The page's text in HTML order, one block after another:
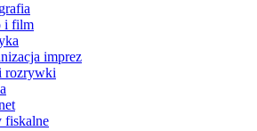
i film
imprez
rozrywki
fiskalne